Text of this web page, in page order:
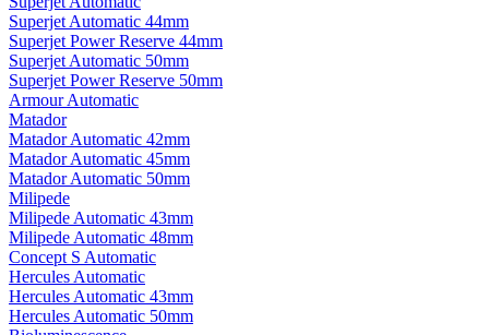
Superjet Automatic 44mm
Superjet Power Reserve 44mm
Superjet Automatic 50mm
Superjet Power Reserve 50mm
Armour Automatic
Matador
Matador Automatic 42mm
Matador Automatic 45mm
Matador Automatic 50mm
Milipede
Milipede Automatic 43mm
Milipede Automatic 48mm
Concept S Automatic
Hercules Automatic
Hercules Automatic 43mm
Hercules Automatic 50mm